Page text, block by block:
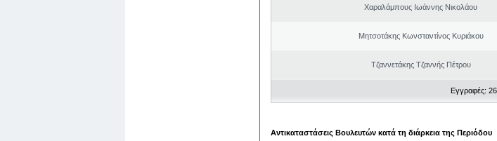
Χαραλάμπους Ιωάννης Νικολάου
Μητσοτάκης Κωνσταντίνος Κυριάκου
Τζαννετάκης Τζαννής Πέτρου
Εγγραφές:
Αντικαταστάσεις Βουλευτών κατά τη διάρκεια της Περιόδου